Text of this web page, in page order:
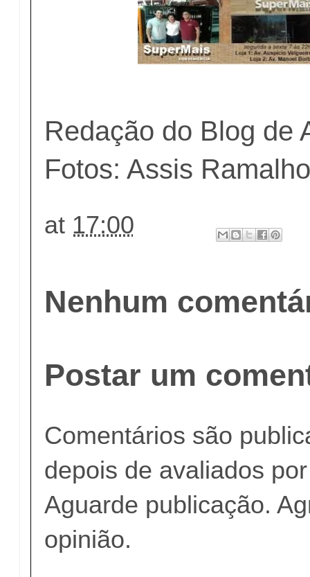
Redação do Blog de
Fotos: Assis
at 17:00
Nenhum
Postar um
Comentários são
depois de avaliados
Aguarde publicação.
opinião.